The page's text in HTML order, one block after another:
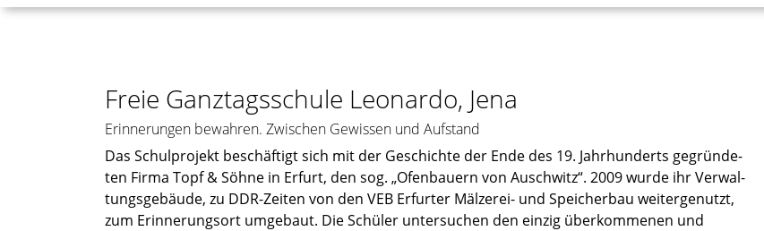
Freie Ganztagsschule Leonardo, Jena
Erinnerungen bewahren. Zwischen Gewissen und Aufstand
Das Schul­pro­jekt beschäf­tigt sich mit der Geschichte der Ende des 19. Jahrhun­derts gegrün­de­
ten Firma Topf & Söhne in Erfurt, den sog. „Ofenbau­ern von Ausch­witz“. 2009 wurde ihr Verwal­
tungs­ge­bäude, zu DDR-Zeiten von den VEB Erfur­ter Mälzerei- und Speicher­bau weiter­ge­nutzt,
zum Erinne­rungs­ort umgebaut. Die Schüler unter­su­chen den einzig überkom­me­nen und